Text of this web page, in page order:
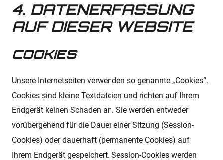
4. DATENERFASSUNG
AUF DIESER WEBSITE
COOKIES
Unsere Internetseiten verwenden so genannte „Cookies“.
Cookies sind kleine Textdateien und richten auf Ihrem
Endgerät keinen Schaden an. Sie werden entweder
vorübergehend für die Dauer einer Sitzung (Session-
Cookies) oder dauerhaft (permanente Cookies) auf
Ihrem Endgerät gespeichert. Session-Cookies werden